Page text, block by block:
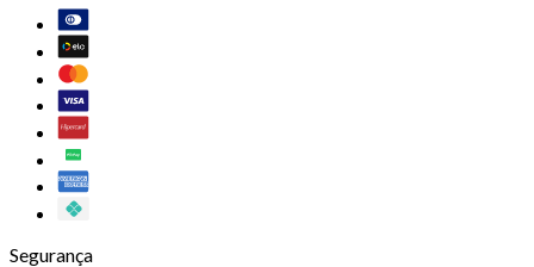
Segurança